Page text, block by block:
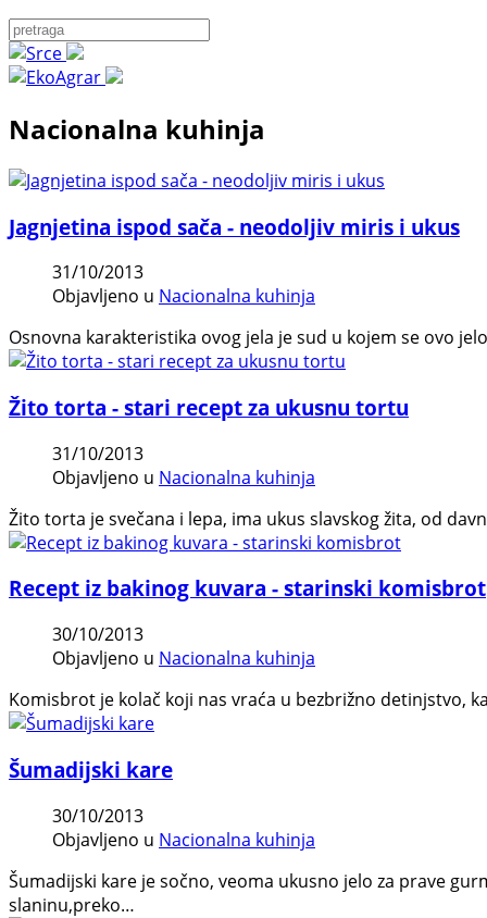
Nacionalna kuhinja
Jagnjetina ispod sača - neodoljiv miris i ukus
31/10/2013
Objavljeno u Nacionalna kuhinja
Osnovna karakteristika ovog jela je sud u kojem se ovo
Žito torta - stari recept za ukusnu tortu
31/10/2013
Objavljeno u Nacionalna kuhinja
Žito torta je svečana i lepa, ima ukus slavskog žita, od
Recept iz bakinog kuvara - starinski komisbrot
30/10/2013
Objavljeno u Nacionalna kuhinja
Komisbrot je kolač koji nas vraća u bezbrižno detinjstvo,
Šumadijski kare
30/10/2013
Objavljeno u Nacionalna kuhinja
Šumadijski kare je sočno, veoma ukusno jelo za prave
slaninu,preko…